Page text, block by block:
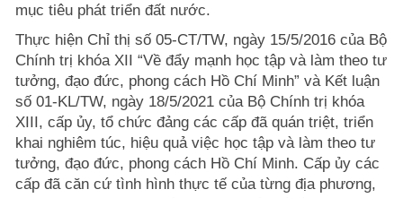
mục tiêu phát triển đất nước.
Thực hiện Chỉ thị số 05-CT/TW, ngày 15/5/2016 của Bộ
Chính trị khóa XII “Về đẩy mạnh học tập và làm theo tư
tưởng, đạo đức, phong cách Hồ Chí Minh” và Kết luận
số 01-KL/TW, ngày 18/5/2021 của Bộ Chính trị khóa
XIII, cấp ủy, tổ chức đảng các cấp đã quán triệt, triển
khai nghiêm túc, hiệu quả việc học tập và làm theo tư
tưởng, đạo đức, phong cách Hồ Chí Minh. Cấp ủy các
cấp đã căn cứ tình hình thực tế của từng địa phương,